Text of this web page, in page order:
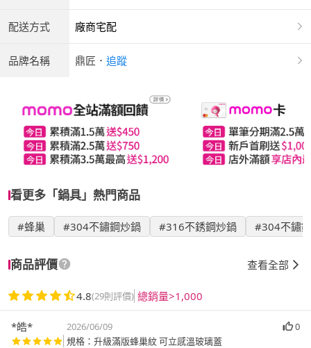
配送方式 廠商宅配
品牌名稱 鼎匠 ． 追蹤
看更多「鍋具」熱門商品
#蜂巢 #304不鏽鋼炒鍋 #316不銹鋼炒鍋 #304不鏽鋼
商品評價 查看全部
4.8(29則評價) 總銷量>1,000
*皓* 2026/06/09
0
規格：升級滿版蜂巢紋 可立感溫玻璃蓋